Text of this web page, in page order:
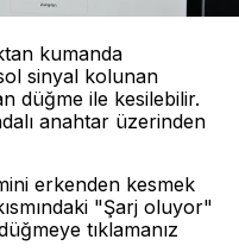
kumanda
sinyal kolunan
düğme ile kesilebilir.
anahtar üzerinden
erkenden kesmek
"Şarj oluyor"
tıklamanız